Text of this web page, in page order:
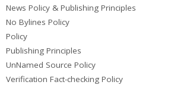
News Policy & Publishing Principles
No Bylines Policy
Policy
Publishing Principles
UnNamed Source Policy
Verification Fact-checking Policy